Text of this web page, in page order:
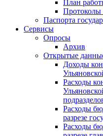
План
Протоколы
Паспорта
Сервисы
Опросы
Архив
Открытые
Доходы
Расходы
Расходы
разрезе
Расходы